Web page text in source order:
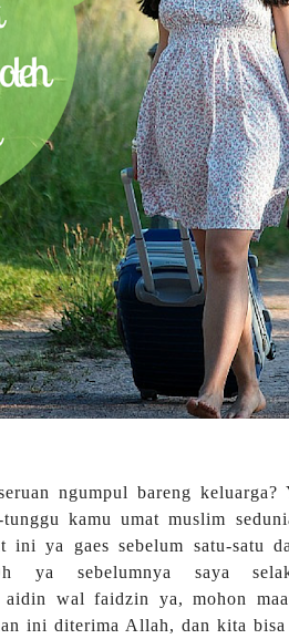
ngumpul bareng keluarga?
kamu umat muslim
ini ya gaes sebelum satu-satu
ya sebelumnya saya
aidin wal faidzin ya, mohon
ini diterima Allah, dan kita bisa